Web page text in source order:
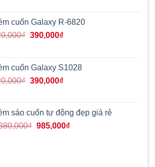
540,000₫.là:
480,000₫.
cuốn Galaxy R-6820
₫ Giá
420,000₫.
390,000₫Giá
là:
390,000₫.
cuốn Galaxy S1028
₫ Giá
420,000₫.
390,000₫Giá
là:
390,000₫.
sáo cuốn tự động đẹp giá rẻ
₫ Giá
985,000₫Giá